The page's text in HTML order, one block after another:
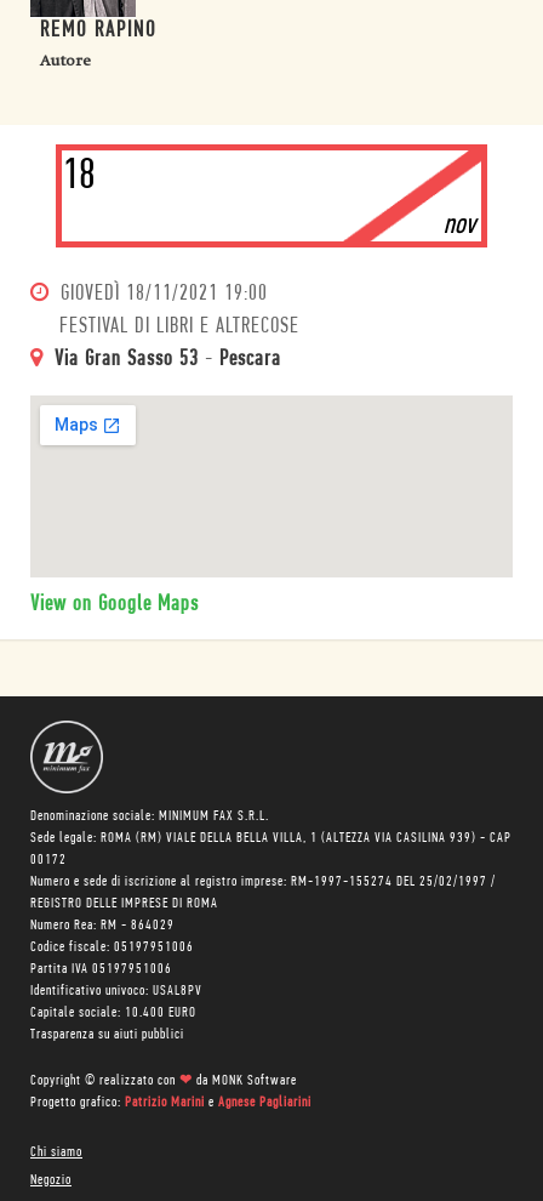
REMO RAPINO
Autore
18
nov
GIOVEDÌ 18/11/2021 19:00
FESTIVAL DI LIBRI E ALTRECOSE
Via Gran Sasso 53 - Pescara
View on Google Maps
Denominazione sociale: MINIMUM FAX S.R.L.
Sede legale: ROMA (RM) VIALE DELLA BELLA VILLA, 1 (ALTEZZA VIA CASILINA 939) - CAP
00172
Numero e sede di iscrizione al registro imprese: RM-1997-155274 DEL 25/02/1997 /
REGISTRO DELLE IMPRESE DI ROMA
Numero Rea: RM - 864029
Codice fiscale: 05197951006
Partita IVA 05197951006
Identificativo univoco: USAL8PV
Capitale sociale: 10.400 EURO
Trasparenza su aiuti pubblici
Copyright © realizzato con ❤ da MONK Software
Progetto grafico: Patrizio Marini e Agnese Pagliarini
Chi siamo
Negozio